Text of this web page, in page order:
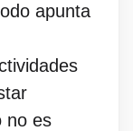
apunta
no es